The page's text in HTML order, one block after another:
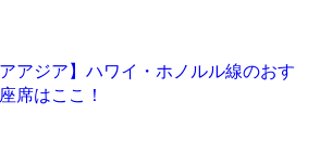
アアジア】ハワイ・ホノルル線のおす
席はここ！